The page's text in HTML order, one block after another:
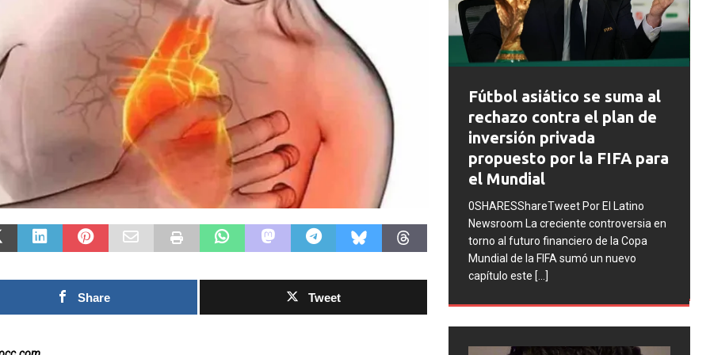
Share Tweet
Las Islas Malvinas y el
deporte: una historia de
identidad, memoria y
pasión nacional
0SHARESShareTweet Por El Latino
Newsroom El deporte ha sido, a lo largo
de la historia, mucho más que una
competencia entre equipos o atletas. En
[...]
Fútbol asiático se suma al
rechazo contra el plan de
inversión privada
propuesto por la FIFA para
el Mundial
0SHARESShareTweet Por El Latino
Newsroom La creciente controversia en
torno al futuro financiero de la Copa
FIFA abre expedientes
disciplinarios contra
Argentina tras los
incidentes en la final
Mundial 2026
0SHARESShareTweet Por El Latino
Newsroom La FIFA inició una serie
procesos disciplinarios contra la
Asociación del Fútbol Argentino
cuatro integrantes de la selección